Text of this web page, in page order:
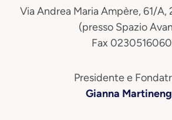
Via Andrea Maria Ampère, 61/A,
(presso Spazio
Fax 0230516060
Presidente e
Gianna